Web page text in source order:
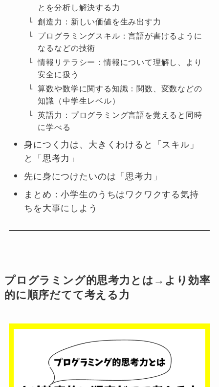
とを分析し解決する力
創造力：新しい価値を生み出す力
プログラミングスキル：言語が書けるように
なるなどの技術
情報リテラシー：情報について理解し、より
安全に扱う
算数や数学に関する知識：関数、変数などの
知識（中学生レベル）
英語力：プログラミング言語を覚えると同時
に学べる
身につく力は、大きくわけると「スキル」
と「思考力」
先に身につけたいのは「思考力」
まとめ：小学生のうちはワクワクする気持
ちを大事にしよう
プログラミング的思考力とは→より効率
的に順序だてて考える力